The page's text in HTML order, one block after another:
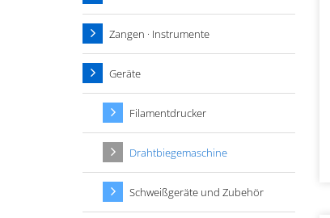
Zangen · Instrumente
Geräte
Filamentdrucker
Drahtbiegemaschine
Schweißgeräte und Zubehör